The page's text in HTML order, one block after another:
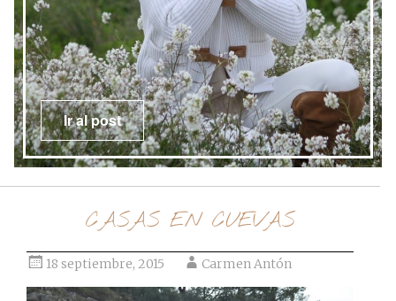
Ir al post
CASAS EN CUEVAS
18 septiembre, 2015 Carmen Antón